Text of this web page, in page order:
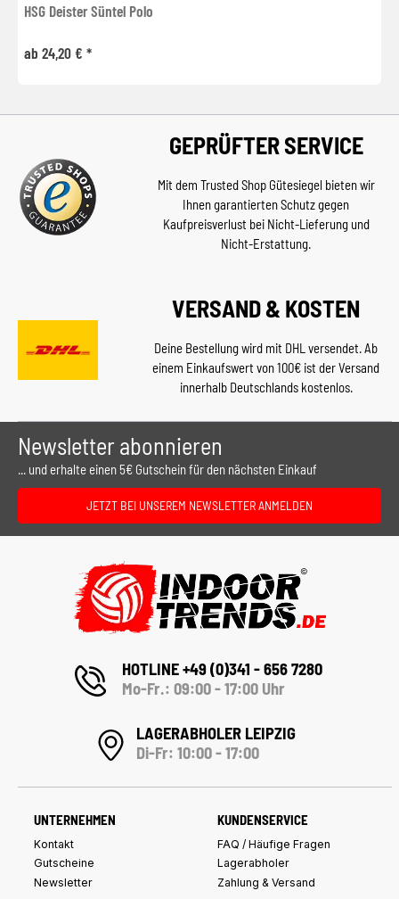
HSG Deister Süntel Polo
ab 24,20 € *
GEPRÜFTER SERVICE
Mit dem Trusted Shop Gütesiegel bieten wir
Ihnen garantierten Schutz gegen
Kaufpreisverlust bei Nicht-Lieferung und
Nicht-Erstattung.
VERSAND & KOSTEN
Deine Bestellung wird mit DHL versendet. Ab
einem Einkaufswert von 100€ ist der Versand
innerhalb Deutschlands kostenlos.
Newsletter abonnieren
... und erhalte einen 5€ Gutschein für den nächsten Einkauf
JETZT BEI UNSEREM NEWSLETTER ANMELDEN
HOTLINE +49 (0)341 - 656 7280
Mo-Fr.: 09:00 - 17:00 Uhr
LAGERABHOLER LEIPZIG
Di-Fr: 10:00 - 17:00
UNTERNEHMEN
Kontakt
Gutscheine
Newsletter
KUNDENSERVICE
FAQ / Häufige Fragen
Lagerabholer
Zahlung & Versand